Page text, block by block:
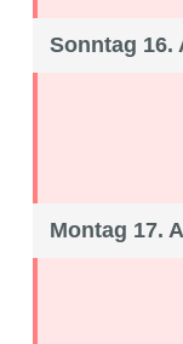
Sonntag 16.
Montag 17.